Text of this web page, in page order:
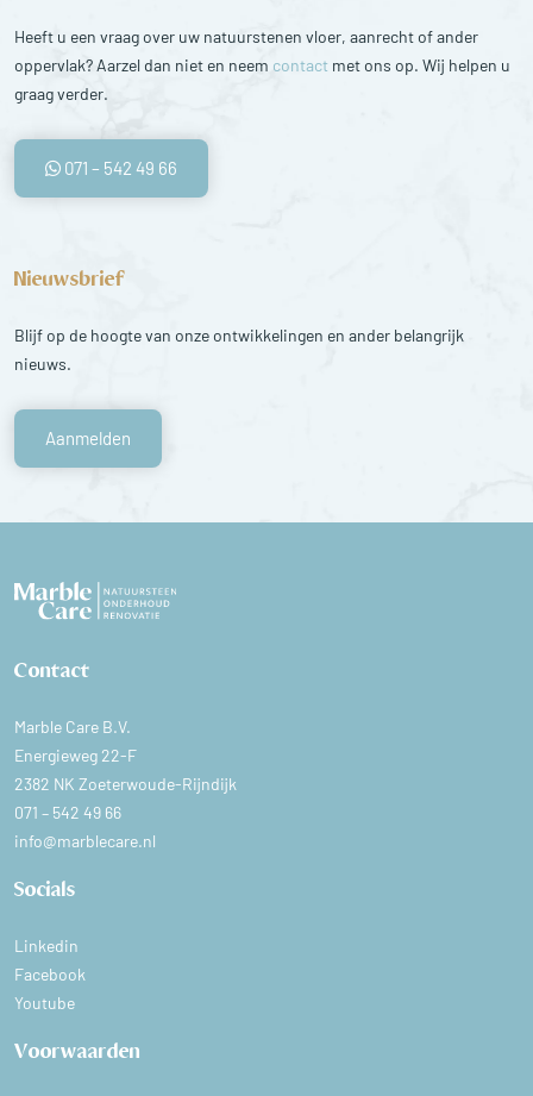
Heeft u een vraag over uw natuurstenen vloer, aanrecht of ander
oppervlak? Aarzel dan niet en neem contact met ons op. Wij helpen u
graag verder.
071 – 542 49 66
Nieuwsbrief
Blijf op de hoogte van onze ontwikkelingen en ander belangrijk
nieuws.
Aanmelden
Contact
Marble Care B.V.
Energieweg 22-F
2382 NK Zoeterwoude-Rijndijk
071 – 542 49 66
info@marblecare.nl
Socials
Linkedin
Facebook
Youtube
Voorwaarden